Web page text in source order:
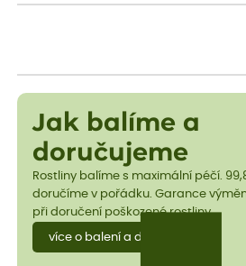
Jak balíme a
doručujeme
Rostliny balíme s maximální péčí.
doručíme v pořádku. Garance
při doručení poškozené rostliny.
více o balení a dopravě